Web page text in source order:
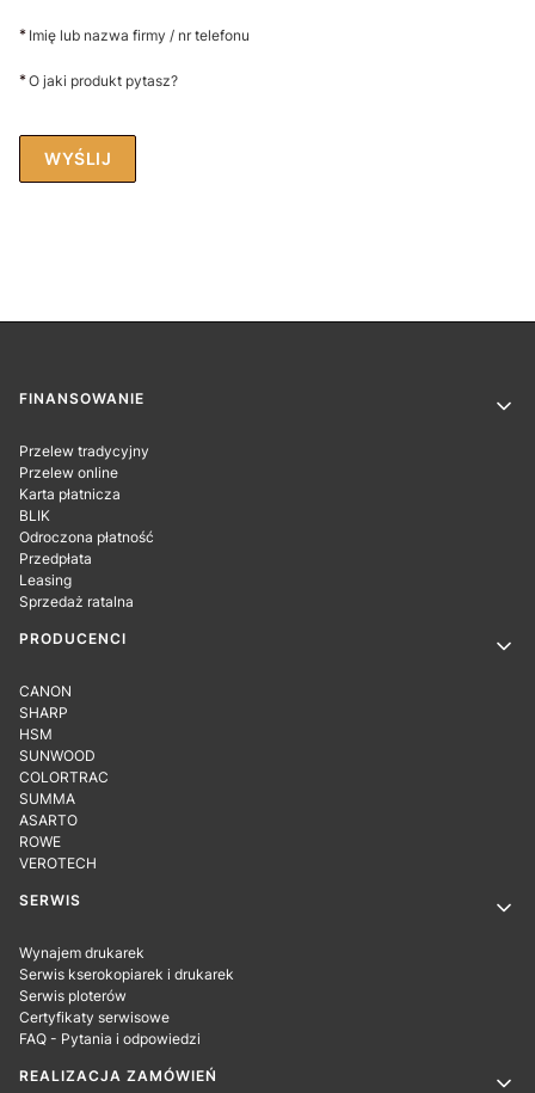
* Imię lub nazwa firmy / nr telefonu
*O jaki produkt pytasz?
WYŚLIJ
Linki w stopce
FINANSOWANIE
Przelew tradycyjny
Przelew online
Karta płatnicza
BLIK
Odroczona płatność
Przedpłata
Leasing
Sprzedaż ratalna
PRODUCENCI
CANON
SHARP
HSM
SUNWOOD
COLORTRAC
SUMMA
ASARTO
ROWE
VEROTECH
SERWIS
Wynajem drukarek
Serwis kserokopiarek i drukarek
Serwis ploterów
Certyfikaty serwisowe
FAQ - Pytania i odpowiedzi
REALIZACJA ZAMÓWIEŃ